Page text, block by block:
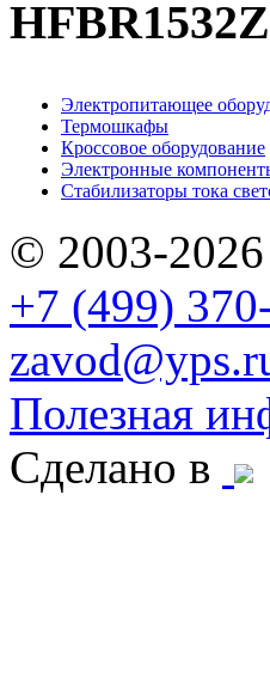
HFBR1532Z
Электропитающее
Термошкафы
Кроссовое оборудование
Электронные
Стабилизаторы тока
© 2003-
+7 (499)
Полезная
Сделано в